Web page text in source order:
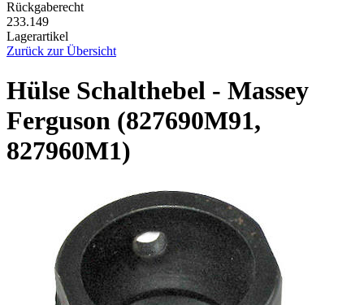
Rückgaberecht
233.149
Lagerartikel
Zurück zur Übersicht
Hülse Schalthebel - Massey
Ferguson (827690M91,
827960M1)